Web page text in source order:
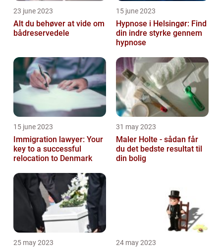
23 june 2023
Alt du behøver at vide om
bådreservedele
15 june 2023
Hypnose i Helsingør: Find
din indre styrke gennem
hypnose
15 june 2023
Immigration lawyer: Your
key to a successful
relocation to Denmark
31 may 2023
Maler Holte - sådan får
du det bedste resultat til
din bolig
25 may 2023 24 may 2023